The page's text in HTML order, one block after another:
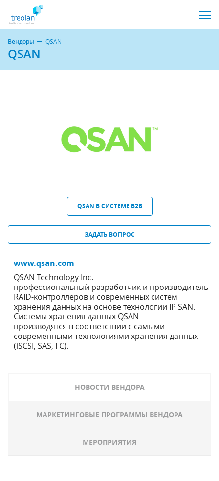
Вендоры QSAN
QSAN
QSAN В СИСТЕМЕ B2B
ЗАДАТЬ ВОПРОС
www.qsan.com
QSAN Technology Inc. —
профессиональный разработчик и производитель
RAID-контроллеров и современных систем
хранения данных на основе технологии IP SAN.
Системы хранения данных QSAN
производятся в соответствии с самыми
современными технологиями хранения данных
(iSCSI, SAS, FC).
НОВОСТИ ВЕНДОРА
МАРКЕТИНГОВЫЕ ПРОГРАММЫ ВЕНДОРА
МЕРОПРИЯТИЯ